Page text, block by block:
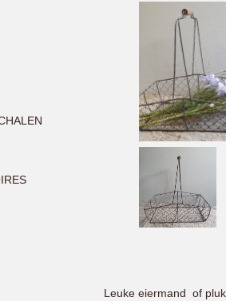
Leuke eiermand of